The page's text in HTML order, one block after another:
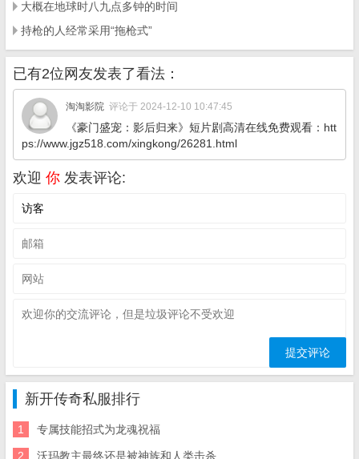
大概在地球时八九点多钟的时间
持枪的人经常采用“拖枪式”
已有2位网友发表了看法：
淘淘影院 评论于 2024-12-10 10:47:45
《豪门盛宠：影后归来》短片剧高清在线免费观看：htt
ps://www.jgz518.com/xingkong/26281.html
欢迎 你 发表评论:
新开传奇私服排行
1 专属技能招式为龙魂祝福
2 沃玛教主最终还是被神族和人类击杀